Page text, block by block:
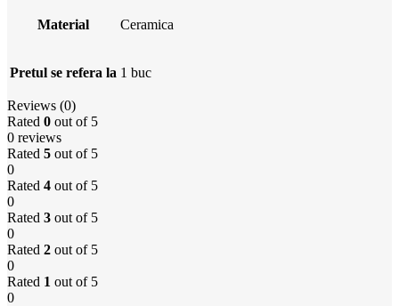
Material Ceramica
Pretul se refera la 1 buc
Reviews (0)
Rated 0 out of 5
0 reviews
Rated 5 out of 5
0
Rated 4 out of 5
0
Rated 3 out of 5
0
Rated 2 out of 5
0
Rated 1 out of 5
0